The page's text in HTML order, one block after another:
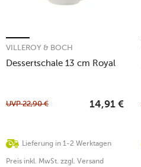
Dessertschale 13 cm Royal
VILLEROY & BOCH
Lieferung in 1-2 Werktagen
UVP22,90 € 14,91 €
Preis inkl. MwSt. zzgl. Versand